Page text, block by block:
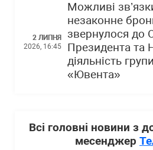
2 ЛИПНЯ
2026, 16:45
Можливі
незаконне
звернулося до
Президента та
діяльність
«Ювента»
Всі головні новини з
месенджер